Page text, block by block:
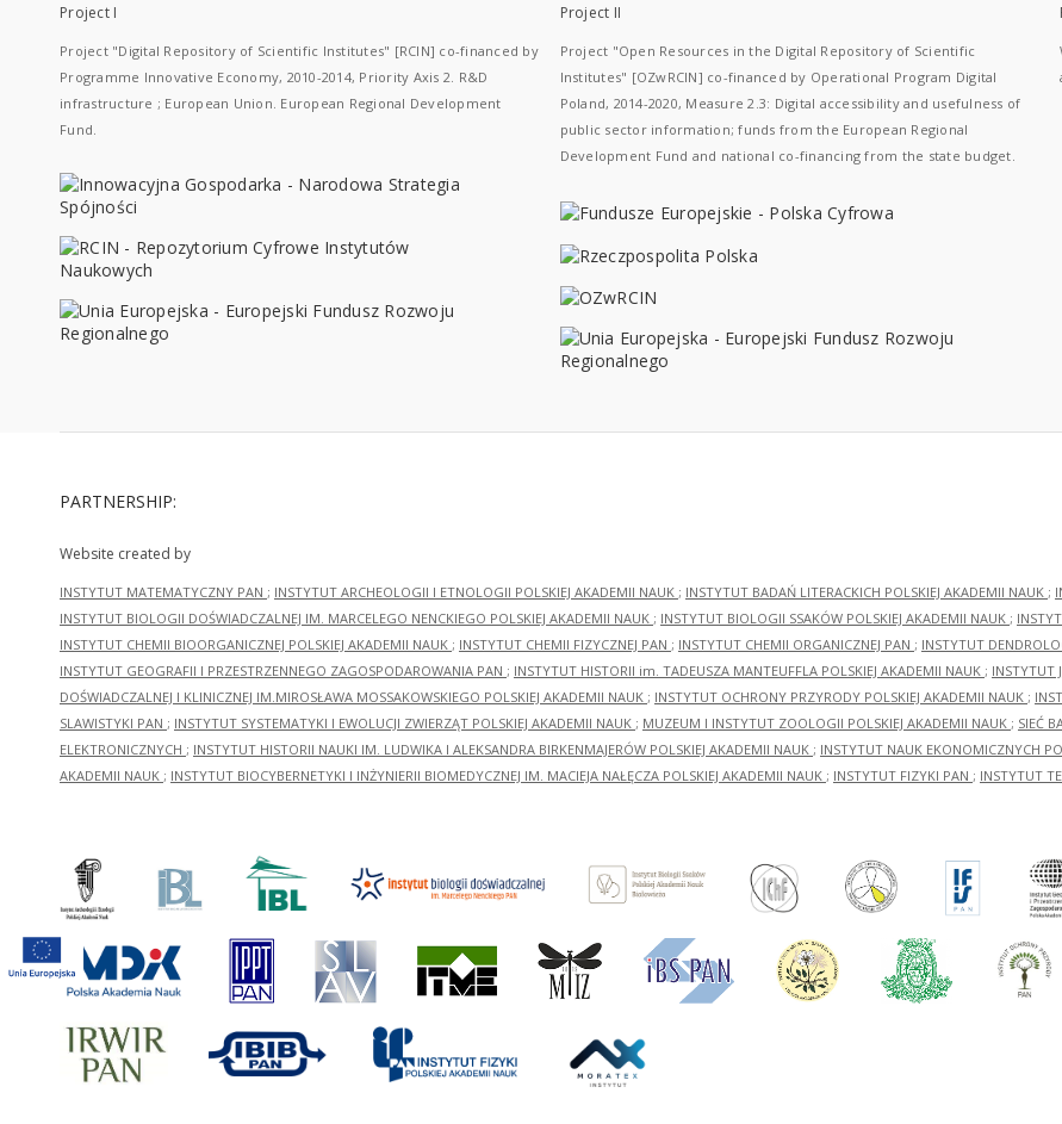
Project I
Project "Digital Repository of Scientific Institutes" [RCIN] co-financed by
Programme Innovative Economy, 2010-2014, Priority Axis 2. R&D
infrastructure ; European Union. European Regional Development
Fund.
Project II
Project "Open Resources in the Digital Repository of Scientific
Institutes" [OZwRCIN] co-financed by Operational Program Digital
Poland, 2014-2020, Measure 2.3: Digital accessibility and usefulness of
public sector information; funds from the European Regional
Development Fund and national co-financing from the state budget.
PARTNERSHIP:
Website created by
INSTYTUT MATEMATYCZNY PAN ; INSTYTUT ARCHEOLOGII I ETNOLOGII POLSKIEJ AKADEMII NAUK ; INSTYTUT BADAŃ LITERACKICH POLSKIEJ AKADEMII NAUK ;
INSTYTUT BIOLOGII DOŚWIADCZALNEJ IM. MARCELEGO NENCKIEGO POLSKIEJ AKADEMII NAUK ; INSTYTUT BIOLOGII SSAKÓW POLSKIEJ AKADEMII NAUK ;
INSTYTUT CHEMII BIOORGANICZNEJ POLSKIEJ AKADEMII NAUK ; INSTYTUT CHEMII FIZYCZNEJ PAN ; INSTYTUT CHEMII ORGANICZNEJ PAN ; INSTYTUT
INSTYTUT GEOGRAFII I PRZESTRZENNEGO ZAGOSPODAROWANIA PAN ; INSTYTUT HISTORII im. TADEUSZA MANTEUFFLA POLSKIEJ AKADEMII NAUK ; INSTYTUT
DOŚWIADCZALNEJ I KLINICZNEJ IM.MIROSŁAWA MOSSAKOWSKIEGO POLSKIEJ AKADEMII NAUK ; INSTYTUT OCHRONY PRZYRODY POLSKIEJ AKADEMII NAUK ;
SLAWISTYKI PAN ; INSTYTUT SYSTEMATYKI I EWOLUCJI ZWIERZĄT POLSKIEJ AKADEMII NAUK ; MUZEUM I INSTYTUT ZOOLOGII POLSKIEJ AKADEMII NAUK ; SIEĆ
ELEKTRONICZNYCH ; INSTYTUT HISTORII NAUKI IM. LUDWIKA I ALEKSANDRA BIRKENMAJERÓW POLSKIEJ AKADEMII NAUK ; INSTYTUT NAUK EKONOMICZNYCH
AKADEMII NAUK ; INSTYTUT BIOCYBERNETYKI I INŻYNIERII BIOMEDYCZNEJ IM. MACIEJA NAŁĘCZA POLSKIEJ AKADEMII NAUK ; INSTYTUT FIZYKI PAN ; INSTYTUT